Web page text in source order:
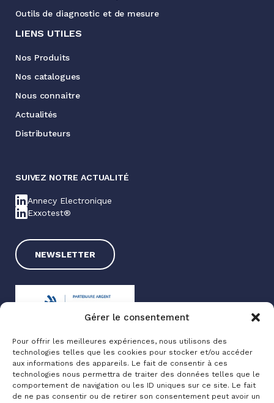
Gérer le consentement
Pour offrir les meilleures expériences, nous utilisons des
technologies telles que les cookies pour stocker et/ou accéder
aux informations des appareils. Le fait de consentir à ces
technologies nous permettra de traiter des données telles que le
comportement de navigation ou les ID uniques sur ce site. Le fait
de ne pas consentir ou de retirer son consentement peut avoir un
Outils de diagnostic et de mesure
LIENS UTILES
Nos Produits
Nos catalogues
Nous connaitre
Actualités
Distributeurs
SUIVEZ NOTRE ACTUALITÉ
Annecy Electronique
Exxotest®
NEWSLETTER
Exxotest® 2025
Mentions légales
Politique de confidentialité